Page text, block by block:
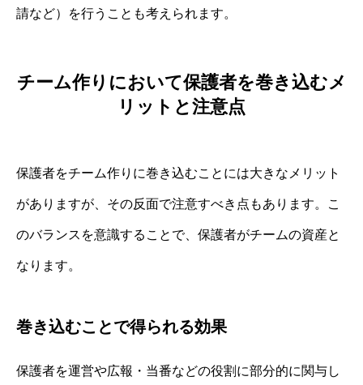
請など）を行うことも考えられます。
チーム作りにおいて保護者を巻き込むメ
リットと注意点
保護者をチーム作りに巻き込むことには大きなメリット
がありますが、その反面で注意すべき点もあります。こ
のバランスを意識することで、保護者がチームの資産と
なります。
巻き込むことで得られる効果
保護者を運営や広報・当番などの役割に部分的に関与し